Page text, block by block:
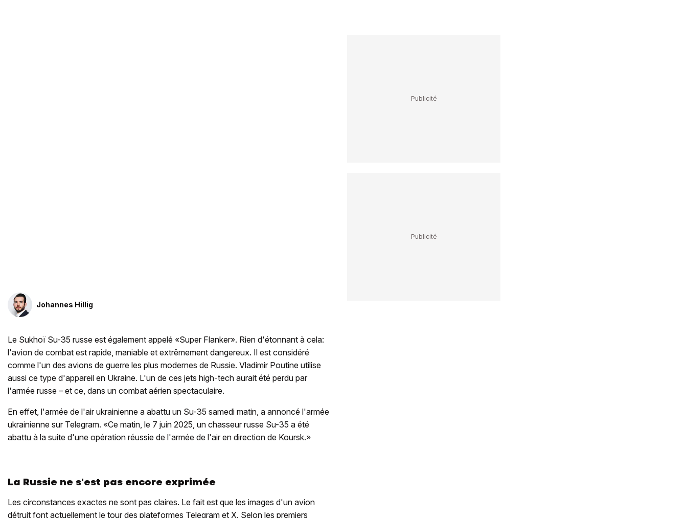
Johannes Hillig
Le Sukhoï Su-35 russe est également appelé «Super Flanker». Rien d'étonnant à cela:
l'avion de combat est rapide, maniable et extrêmement dangereux. Il est considéré
comme l'un des avions de guerre les plus modernes de Russie. Vladimir Poutine utilise
aussi ce type d'appareil en Ukraine. L'un de ces jets high-tech aurait été perdu par
l'armée russe – et ce, dans un combat aérien spectaculaire.
En effet, l'armée de l'air ukrainienne a abattu un Su-35 samedi matin, a annoncé l'armée
ukrainienne sur Telegram. «Ce matin, le 7 juin 2025, un chasseur russe Su-35 a été
abattu à la suite d'une opération réussie de l'armée de l'air en direction de Koursk.»
La Russie ne s'est pas encore exprimée
Les circonstances exactes ne sont pas claires. Le fait est que les images d'un avion
détruit font actuellement le tour des plateformes Telegram et X. Selon les premiers